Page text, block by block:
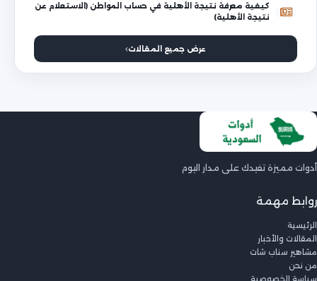
كيفية معرفة نتيجة الأهلية في حساب المواطن (الاستعلام عن
نتيجة الأهلية)
عرض جميع المقالات
أدوات مميزة تفيدك على مدار اليوم
روابط مهمة
الرئيسية
المقالات والأخبار
مشاهير سناب شات
من نحن
سياسة الخصوصية